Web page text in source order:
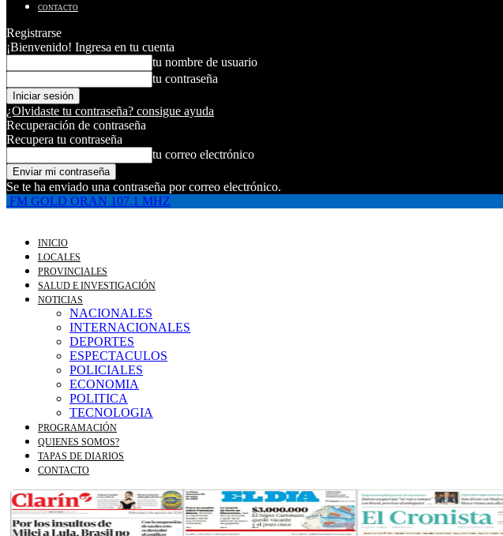
CONTACTO
Registrarse
¡Bienvenido! Ingresa en tu cuenta
tu nombre de usuario
tu contraseña
¿Olvidaste tu contraseña? consigue ayuda
Recuperación de contraseña
Recupera tu contraseña
tu correo electrónico
Se te ha enviado una contraseña por correo electrónico.
FM GOLD ORAN 107.1 MHZ
INICIO
LOCALES
PROVINCIALES
SALUD E INVESTIGACIÓN
NOTICIAS
NACIONALES
INTERNACIONALES
DEPORTES
ESPECTACULOS
POLICIALES
ECONOMIA
POLITICA
TECNOLOGIA
PROGRAMACIÓN
QUIENES SOMOS?
TAPAS DE DIARIOS
CONTACTO